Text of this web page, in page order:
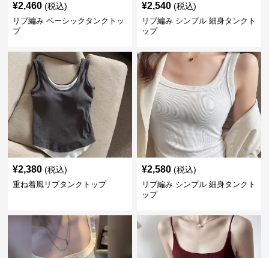
¥2,460 (税込)
リブ編み ベーシックタンクトッ
プ
¥2,540 (税込)
リブ編み シンプル 細身タンクト
ップ
¥2,380 (税込)
重ね着風リブタンクトップ
¥2,580 (税込)
リブ編み シンプル 細身タンクト
ップ